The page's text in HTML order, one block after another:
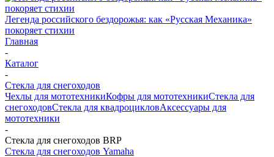
Легенда российского бездорожья: как «Русская Механика»
покоряет стихии
Главная
-
Каталог
-
Стекла для снегоходов
Чехлы для мототехникиКофры для мототехникиСтекла для
снегоходовСтекла для квадроцикловАксессуары для
мототехники
-
Стекла для снегоходов BRP
Стекла для снегоходов Yamaha